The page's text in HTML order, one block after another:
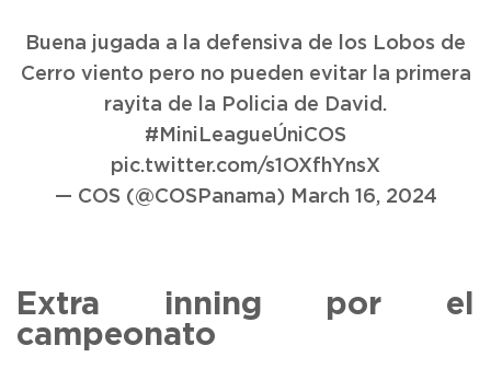
Buena jugada a la defensiva de los Lobos de
Cerro viento pero no pueden evitar la primera
rayita de la Policia de David.
#MiniLeagueÚniCOS
pic.twitter.com/s1OXfhYnsX
— COS (@COSPanama) March 16, 2024
Extra inning por el
campeonato